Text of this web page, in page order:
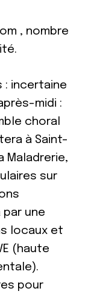
, nombre
: incertaine
midi :
choral
à Saint-
Maladrerie,
sur
une
locaux et
(haute
pour